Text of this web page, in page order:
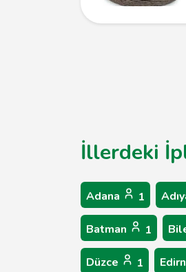
İllerdeki
Adana 1
Batman 1
Düzce 1